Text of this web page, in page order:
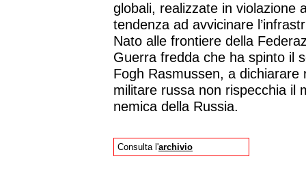
globali, realizzate in violazione
tendenza ad avvicinare
Nato alle frontiere della
Guerra fredda che ha spinto il
Fogh Rasmussen, a
militare russa non rispecchia il
nemica della Russia.
Consulta l'archivio